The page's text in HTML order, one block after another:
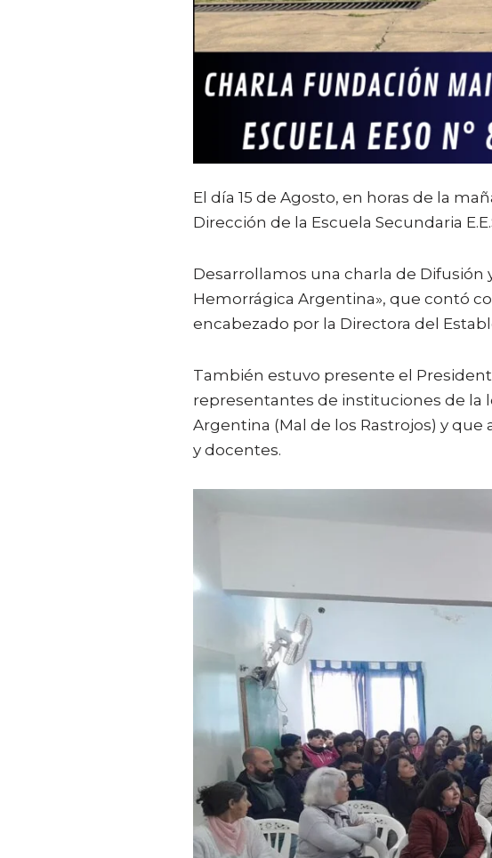
El día 15 de Agosto, en horas de la
Dirección de la Escuela Secundaria
Desarrollamos una charla de Difusión
Hemorrágica Argentina», que contó
encabezado por la Directora del
También estuvo presente el
representantes de instituciones de la
Argentina (Mal de los Rastrojos) y
y docentes.